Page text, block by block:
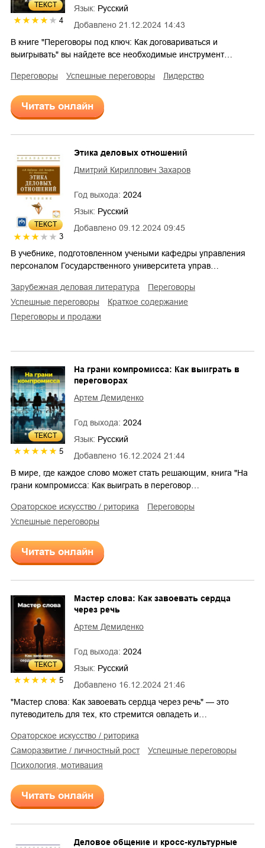
ТЕКСТ
4 Добавлено 21.12.2024 14:43
Язык: Русский
В книге "Переговоры под ключ: Как договариваться и
выигрывать" вы найдете все необходимые инструмент…
переговоры успешные переговоры лидерство
Читать онлайн
ТЕКСТ
3
Добавлено 09.12.2024 09:45
Этика деловых отношений
Дмитрий Кириллович Захаров
Год выхода: 2024
Язык: Русский
В учебнике, подготовленном учеными кафедры управления
персоналом Государственного университета управ…
зарубежная деловая литература
переговоры
успешные переговоры
краткое содержание
переговоры и продажи
ТЕКСТ
5 Добавлено 16.12.2024 21:44
На грани компромисса: Как выиграть в
переговорах
Артем Демиденко
Год выхода: 2024
Язык: Русский
В мире, где каждое слово может стать решающим, книга "На
грани компромисса: Как выиграть в переговор…
ораторское искусство / риторика
переговоры
успешные переговоры
Читать онлайн
ТЕКСТ
5 Добавлено 16.12.2024 21:46
Мастер слова: Как завоевать сердца
через речь
Артем Демиденко
Год выхода: 2024
Язык: Русский
"Мастер слова: Как завоевать сердца через речь" — это
путеводитель для тех, кто стремится овладеть и…
ораторское искусство / риторика
саморазвитие / личностный рост
успешные переговоры
психология, мотивация
Читать онлайн
Деловое общение и кросс-культурные